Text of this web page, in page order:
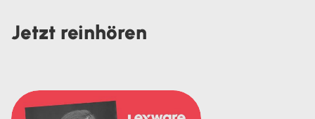
Jetzt reinhören